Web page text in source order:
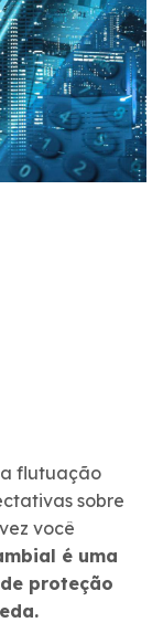
flutuação
sobre
você
é uma
proteção